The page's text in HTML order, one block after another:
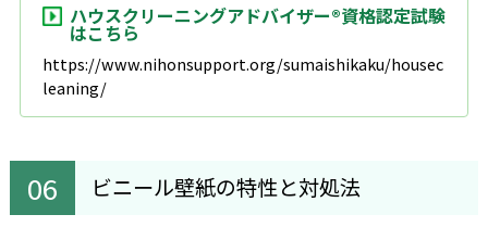
ハウスクリーニングアドバイザー®資格認定試験
はこちら
https://www.nihonsupport.org/sumaishikaku/housec
leaning/
ビニール壁紙の特性と対処法